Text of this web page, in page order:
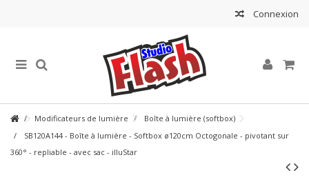
Connexion
Modificateurs de lumière
Boîte à lumière (softbox)
SB120A144 - Boîte à lumière - Softbox ø120cm Octogonale - pivotant sur
360° - repliable - avec sac - illuStar